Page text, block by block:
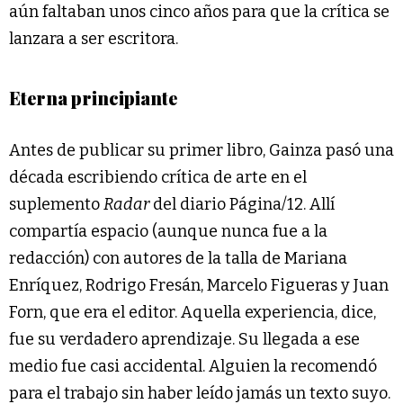
aún faltaban unos cinco años para que la crítica se
lanzara a ser escritora.
Eterna principiante
Antes de publicar su primer libro, Gainza pasó una
década escribiendo crítica de arte en el
suplementoRadardel diario Página/12. Allí
compartía espacio (aunque nunca fue a la
redacción) con autores de la talla de Mariana
Enríquez, Rodrigo Fresán, Marcelo Figueras y Juan
Forn, que era el editor. Aquella experiencia, dice,
fue su verdadero aprendizaje. Su llegada a ese
medio fue casi accidental. Alguien la recomendó
para el trabajo sin haber leído jamás un texto suyo.